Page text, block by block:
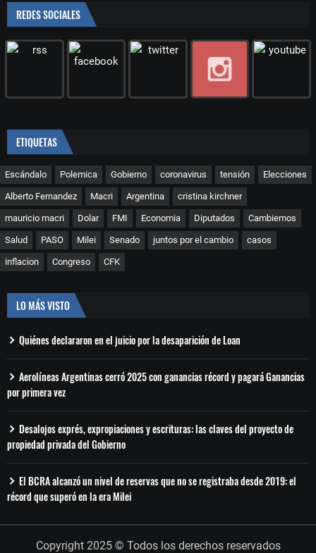
REDES SOCIALES
ETIQUETAS
Escándalo Polemica Gobierno coronavirus tensión Elecciones
Alberto Fernandez Macri Argentina cristina kirchner
mauricio macri Dolar FMI Economia Diputados Cambiemos
Salud PASO Milei Senado juntos por el cambio casos
inflacion Congreso CFK
LO MÁS VISTO
Quiénes declararon en el juicio por la desaparición de Loan
Aerolíneas Argentinas cerró 2025 con ganancias récord y pagará Ganancias
por primera vez
Desalojos exprés, expropiaciones y escrituras: las claves del proyecto de
propiedad privada del Gobierno
El BCRA alcanzó un nivel de reservas que no se registraba desde 2019: el
récord que superó en la era Milei
Copyright 2025 © Todos los derechos reservados